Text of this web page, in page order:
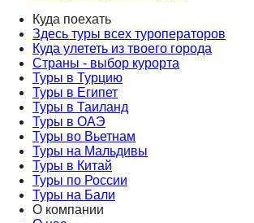
Куда поехать
Здесь туры всех туроператоров
Куда улететь из твоего города
Страны - выбор курорта
Туры в Турцию
Туры в Египет
Туры в Таиланд
Туры в ОАЭ
Туры во Вьетнам
Туры на Мальдивы
Туры в Китай
Туры по России
Туры на Бали
О компании